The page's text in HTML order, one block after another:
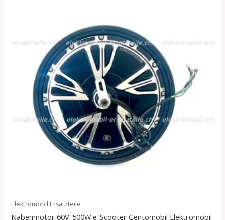
Elektromobil Ersatzteile
Nabenmotor 60V-500W e-Scooter Gentomobil Elektromobil